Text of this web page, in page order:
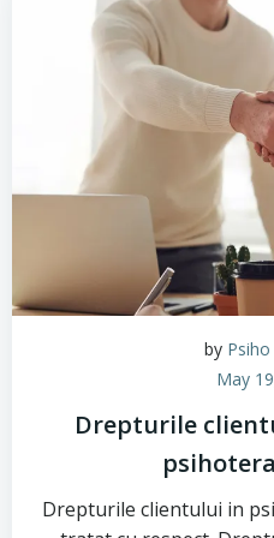
by Psiho
May
Drepturile
Drepturile clientului in